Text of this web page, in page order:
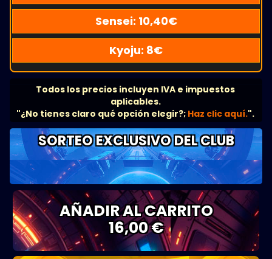
Sensei: 10,40€
Kyoju: 8€
Todos los precios incluyen IVA e impuestos
aplicables.
"¿No tienes claro qué opción elegir?; Haz clic aquí.".
SORTEO EXCLUSIVO DEL CLUB
AÑADIR AL CARRITO
16,00 €